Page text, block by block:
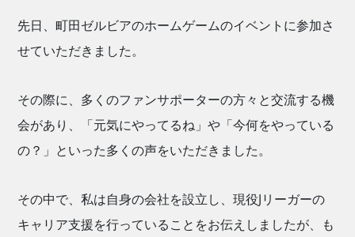
先日、町田ゼルビアのホームゲームのイベントに参加さ
せていただきました。
その際に、多くのファンサポーターの方々と交流する機
会があり、「元気にやってるね」や「今何をやっている
の？」といった多くの声をいただきました。
その中で、私は自身の会社を設立し、現役Jリーガーの
キャリア支援を行っていることをお伝えしましたが、も